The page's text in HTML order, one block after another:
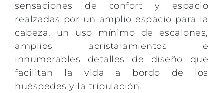
sensaciones de confort y espacio
realzadas por un amplio espacio para la
cabeza, un uso mínimo de escalones,
amplios acristalamientos e
innumerables detalles de diseño que
facilitan la vida a bordo de los
huéspedes y la tripulación.